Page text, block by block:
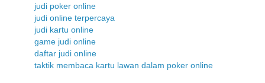
judi poker online
judi online terpercaya
judi kartu online
game judi online
daftar judi online
taktik membaca kartu lawan dalam poker online